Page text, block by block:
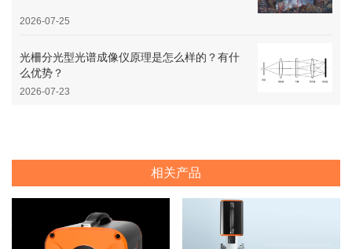
2026-07-25
光柵分光型光谱成像仪原理是怎么样的？有什
么优势？
2026-07-23
相关产品